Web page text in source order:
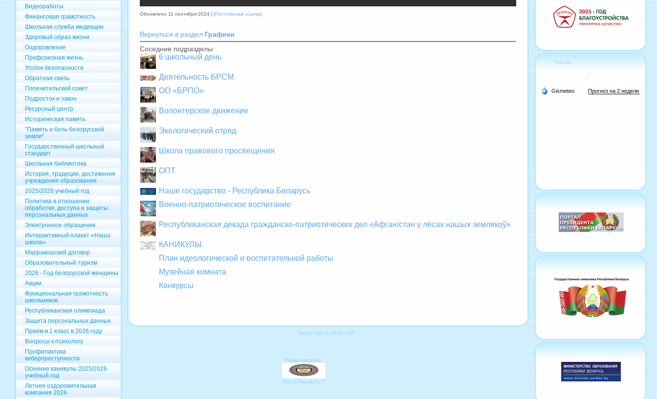
Видеоработы
Финансовая грамотность
Школьная служба медиации
Здоровый образ жизни
Оздоровление
Профсоюзная жизнь
Уголок безопасности
Обратная связь
Попечительский совет
Подросток и закон
Ресурсный центр
Историческая память
”Память и боль белорусской
земли“
Государственный школьный
стандарт
Школьная библиотека
История, традиции, достижения
учреждения образования
2025/2026 учебный год
Политика в отношении
обработки, доступа и защиты
персональных данных
Электронное обращение
Интерактивный плакат «Наша
школа»
Марракешский договор
Образовательный туризм
2026 - Год белорусской женщины
Акции
Функциональная грамотность
школьников
Республиканская олимпиада
Защита персональных данных
Приём в 1 класс в 2026 году
Вопросы к психологу
Профилактика
киберпреступности
Осенние каникулы 2025/2026
учебный год
Летняя оздоровительная
компания 2026
Обновлено 11 сентября 2024 [Постоянная ссылка]
Вернуться в раздел Графики
Соседние подразделы:
6 школьный день
Деятельность БРСМ
ОО «БРПО»
Волонтерское движение
Экологический отряд
Школа правового просвещения
ОПТ
Наше государство - Республика Беларусь
Военно-патриотическое воспитание
Республиканская декада гражданско-патриотических дел «Афганістан у лёсах нашых землякоў»
КАНИКУЛЫ
План идеологической и воспитательной работы
Музейная комната
Конкурсы
Карта сайта | Мой сайт
Наша кнопка:
Как установить?
Погода